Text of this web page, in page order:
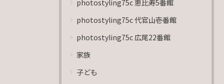
photostyling75c 恵比寿5番館
photostyling75c 代官山壱番館
photostyling75c 広尾22番館
家族
子ども